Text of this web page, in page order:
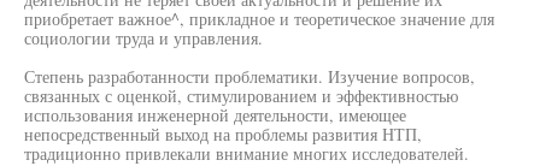
приобретает важное^, прикладное и теоретическое значение для
социологии труда и управления.
Степень разработанности проблематики. Изучение вопросов,
связанных с оценкой, стимулированием и эффективностью
использования инженерной деятельности, имеющее
непосредственный выход на проблемы развития НТП,
традиционно привлекали внимание многих исследователей.